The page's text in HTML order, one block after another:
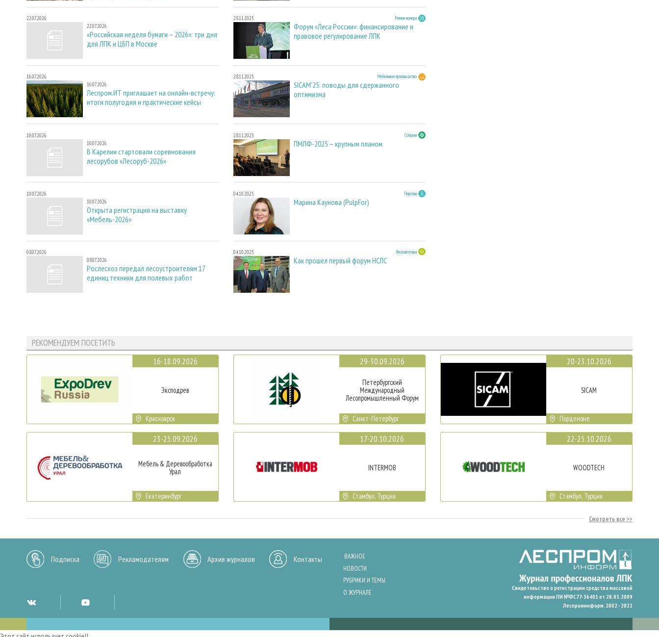
22.07.2026
22.07.2026
«Российская неделя бумаги – 2026»: три дня
для ЛПК и ЦБП в Москве
16.07.2026
16.07.2026
Леспром.ИТ приглашает на онлайн-встречу:
итоги полугодия и практические кейсы
10.07.2026
10.07.2026
В Карелии стартовали соревнования
лесорубов «Лесоруб-2026»
10.07.2026
10.07.2026
Открыта регистрация на выставку
«Мебель-2026»
08.07.2026
08.07.2026
Рослесхоз передал лесоустроителям 17
единиц техники для полевых работ
28.11.2025 Регион номера
Форум «Леса России»: финансирование и
правовое регулирование ЛПК
28.11.2025 Мебельное производство
SICAM'25: поводы для сдержанного
оптимизма
28.11.2025 События
ПМЛФ-2025 – крупным планом
04.10.2025 Персона
Марина Каунова (PulpFor)
04.10.2025 Лесозаготовка
Как прошел первый форум НСЛС
РЕКОМЕНДУЕМ ПОСЕТИТЬ
16-18.09.2026
Эксподрев
Красноярск
23-25.09.2026
Мебель & Деревообработка
Урал
Екатеринбург
29-30.09.2026
Петербургский
Международный
Лесопромышленный Форум
Санкт-Петербург
17-20.10.2026
INTERMOB
Стамбул, Турция
20-23.10.2026
SICAM
Порденоне
22-25.10.2026
WOODTECH
Стамбул, Турция
Смотреть все
Подписка Рекламодателям Архив журналов Контакты
ВАЖНОЕ
НОВОСТИ
РУБРИКИ И ТЕМЫ
О ЖУРНАЛЕ
Свидетельство о регистрации средства массовой
информации ПИ №ФС77-36401 от 28.05.2009
Леспроминформ. 2002 - 2022